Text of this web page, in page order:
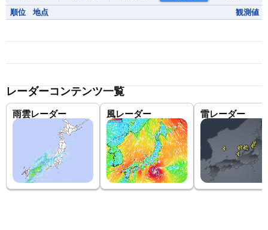
順位 地点 観測値
レーダーコンテンツ一覧
雨雲レーダー 風レーダー 雷レーダー